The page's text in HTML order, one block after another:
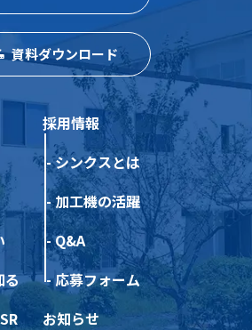
資料ダウンロード
る
採用情報
シンクスとは
加工機の活躍
Q&A
応募フォーム
お知らせ